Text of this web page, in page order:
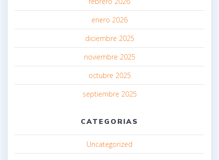
enero 2026
diciembre 2025
noviembre 2025
octubre 2025
septiembre 2025
CATEGORIAS
Uncategorized